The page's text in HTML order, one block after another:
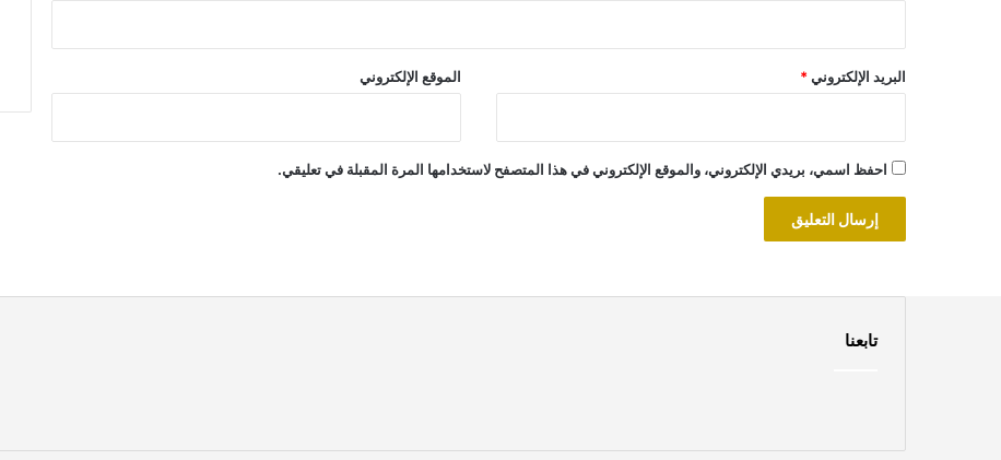
البريد الإلكتروني* الموقع الإلكتروني
احفظ اسمي، بريدي الإلكتروني، والموقع الإلكتروني في هذا المتصفح لاستخدامها المرة المقبلة في تعليقي.
تابعنا